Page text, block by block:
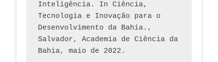
Inteligência. In Ciência,
Tecnologia e Inovação para o
Desenvolvimento da Bahia.,
Salvador, Academia de Ciência da
Bahia, maio de 2022.